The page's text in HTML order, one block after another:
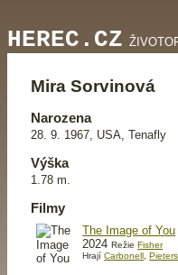
HEREC.CZ
Mira Sorvinová
Narozena
28. 9. 1967, USA, Tenafly
Výška
1.78 m.
Filmy
The Image of You
2024RežieFisher
HrajíCarbonell ,